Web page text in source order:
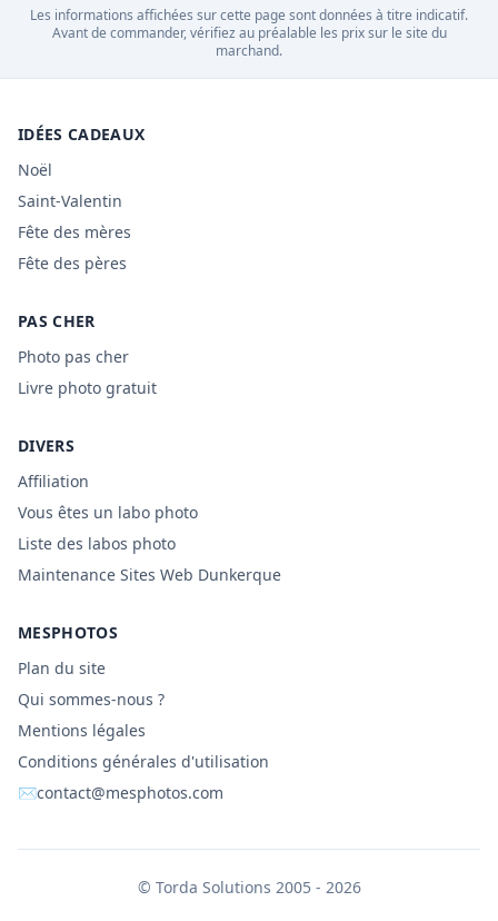
Les informations affichées sur cette page sont données à titre indicatif.
Avant de commander, vérifiez au préalable les prix sur le site du
marchand.
IDÉES CADEAUX
Noël
Saint-Valentin
Fête des mères
Fête des pères
PAS CHER
Photo pas cher
Livre photo gratuit
DIVERS
Affiliation
Vous êtes un labo photo
Liste des labos photo
Maintenance Sites Web Dunkerque
MESPHOTOS
Plan du site
Qui sommes-nous ?
Mentions légales
Conditions générales d'utilisation
✉contact@mesphotos.com
© Torda Solutions 2005 - 2026